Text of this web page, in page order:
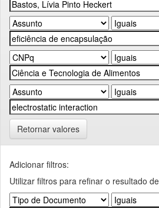
Retornar valores
Adicionar filtros:
Utilizar filtros para refinar o resultado